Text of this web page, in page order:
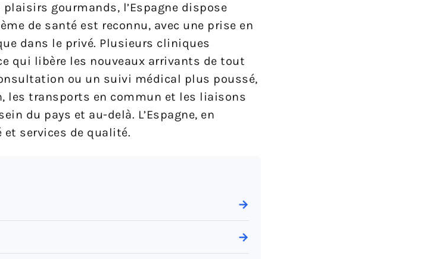
gourmands, l’Espagne dispose
de santé est reconnu, avec une prise en
dans le privé. Plusieurs cliniques
qui libère les nouveaux arrivants de tout
ou un suivi médical plus poussé,
les transports en commun et les liaisons
du pays et au-delà. L’Espagne, en
services de qualité.
→
→